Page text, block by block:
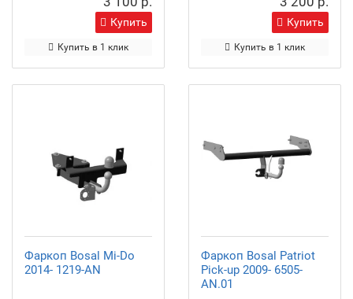
Купить
Купить в 1 клик
Купить
Купить в 1 клик
Фаркоп Bosal Mi-Do
2014- 1219-AN
Фаркоп Bosal Patriot
Pick-up 2009- 6505-
AN.01